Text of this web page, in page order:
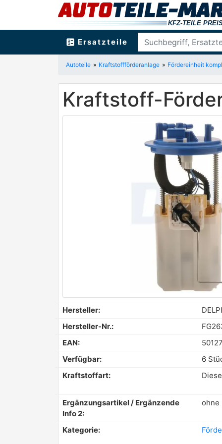
ballot Ersatzteile
Autoteile Kraftstoffförderanlage Fördereinheit
Kraftstoff-
Hersteller:
Hersteller-Nr.:
EAN:
Verfügbar:
6
Kraftstoffart:
Ergänzungsartikel / Ergänzende
Info 2:
ohne
Kategorie: